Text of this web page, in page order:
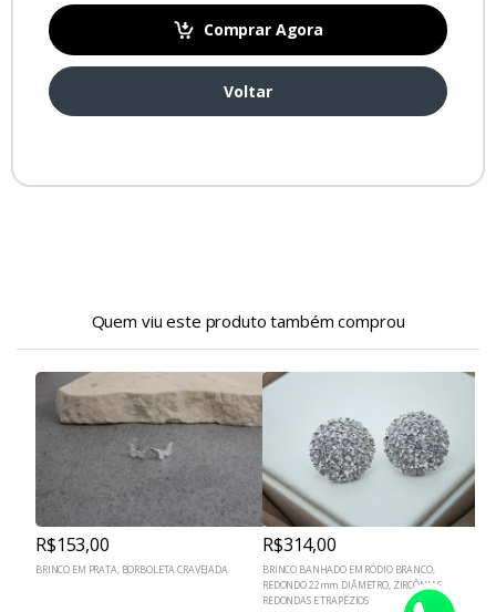
Comprar Agora
Voltar
Quem viu este produto também comprou
R$153,00
BRINCO EM PRATA, BORBOLETA CRAVEJADA
R$314,00
BRINCO BANHADO EM RÓDIO BRANCO,
REDONDO 22mm DIÂMETRO, ZIRCÔNIAS
REDONDAS E TRAPÉZIOS